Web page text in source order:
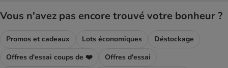
Vous n'avez pas encore trouvé votre bonheur ?
Promos et cadeaux Lots économiques
Déstockage
Offres d'essai coups de ❤️
Offres d'essai